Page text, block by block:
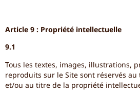
Article 9 : Propriété intellectuelle
9.1
Tous les textes, images, illustrations,
reproduits sur le Site sont réservés
et/ou au titre de la propriété